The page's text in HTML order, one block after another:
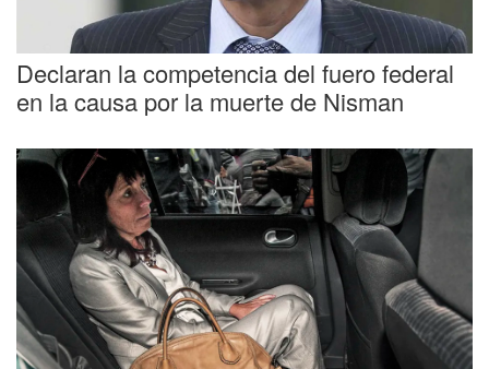
Declaran la competencia del fuero federal
en la causa por la muerte de Nisman